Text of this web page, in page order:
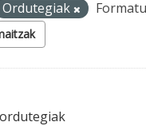
Ordutegiak